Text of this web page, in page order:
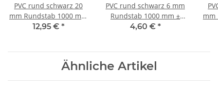
PVC rund schwarz 20
mm Rundstab 1000 mm
± 5mm
12,95 € *
PVC rund schwarz 6 mm
Rundstab 1000 mm ±
5mm
4,60 € *
mm
Ähnliche Artikel